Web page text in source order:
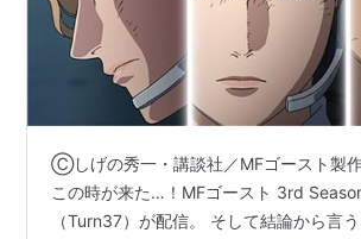
Ⓒしげの秀一・講談社／MFゴースト製
この時が来た…！MFゴースト 3rd
（Turn37）が配信。 そして結論から